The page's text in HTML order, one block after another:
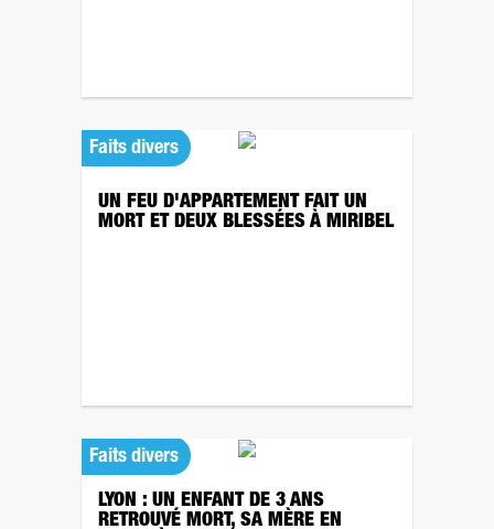
Faits divers
UN FEU D'APPARTEMENT FAIT UN
MORT ET DEUX BLESSÉES À MIRIBEL
Faits divers
LYON : UN ENFANT DE 3 ANS
RETROUVÉ MORT, SA MÈRE EN